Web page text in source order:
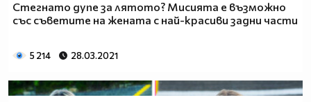
Стегнато дупе за лятото? Мисията е възможно
със съветите на жената с най-красиви задни части
5 214 28.03.2021